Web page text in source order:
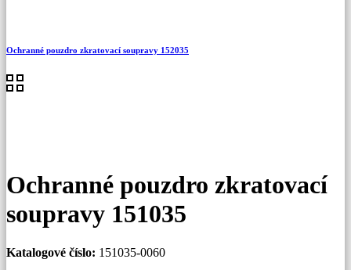
Ochranné pouzdro zkratovací soupravy 152035
Ochranné pouzdro zkratovací
soupravy 151035
Katalogové číslo: 151035-0060